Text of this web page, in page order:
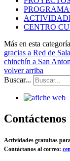
CENTRO
Más en esta
gracias a Red de
chinchín a San
volver arriba
Buscar...
Contáctenos
Actividades gratuitas
Contáctanos al correo: